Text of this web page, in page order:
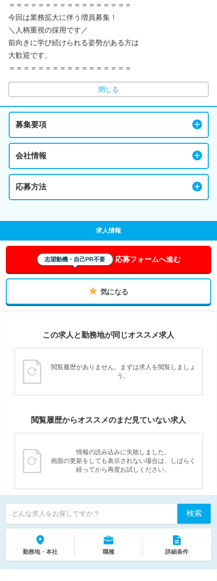
＝＝＝＝＝＝＝＝＝＝＝＝＝＝＝＝＝
今回は業務拡大に伴う増員募集！
＼人柄重視の採用です／
前向きに学び続けられる姿勢がある方は
大歓迎です。
＝＝＝＝＝＝＝＝＝＝＝＝＝＝＝＝＝
閉じる
募集要項
会社情報
応募方法
求人情報
志望動機・自己PR不要 応募フォームへ進む
気になる
この求人と勤務地が同じオススメ求人
閲覧履歴がありません。まずは求人を閲覧しましょ
う。
閲覧履歴からオススメのまだ見ていない求人
情報の読み込みに失敗しました。
画面の更新をしても表示されない場合は、しばらく
経ってから再度お試しください。
どんな求人をお探しですか？ 検索
勤務地・本社 職種 詳細条件